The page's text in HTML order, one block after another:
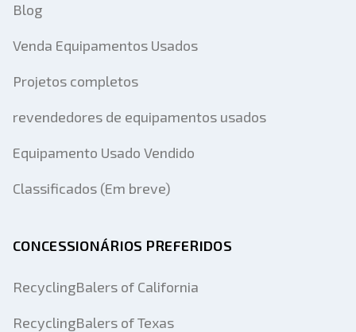
Blog
Venda Equipamentos Usados
Projetos completos
revendedores de equipamentos usados
Equipamento Usado Vendido
Classificados (Em breve)
CONCESSIONÁRIOS PREFERIDOS
RecyclingBalers of California
RecyclingBalers of Texas